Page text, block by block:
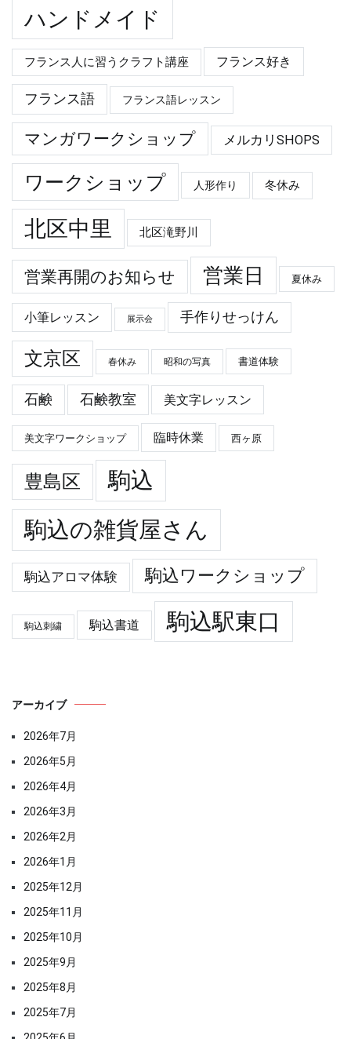
ハンドメイド
フランス人に習うクラフト講座 フランス好き
フランス語 フランス語レッスン
マンガワークショップ メルカリSHOPS
ワークショップ 人形作り 冬休み
北区中里 北区滝野川
営業再開のお知らせ 営業日 夏休み
小筆レッスン 展示会 手作りせっけん
文京区 春休み 昭和の写真 書道体験
石鹸 石鹸教室 美文字レッスン
美文字ワークショップ 臨時休業 西ヶ原
豊島区
駒込
駒込の雑貨屋さん
駒込アロマ体験 駒込ワークショップ
駒込刺繍 駒込書道 駒込駅東口
アーカイブ
2026年7月
2026年5月
2026年4月
2026年3月
2026年2月
2026年1月
2025年12月
2025年11月
2025年10月
2025年9月
2025年8月
2025年7月